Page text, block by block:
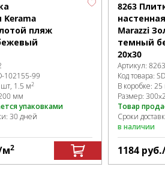
Kerama
пляж
102155-99
1.5 м2
мм
упаковками
30 дней
2
8263
Marazzi
темный
20х30
Артикул: 8263
Код товара:
В коробке: 25
Размер:
Товар
Сроки
в наличии
1184 руб.